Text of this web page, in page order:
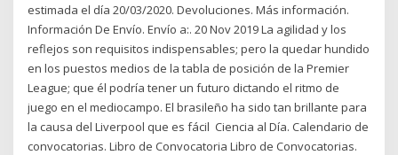
estimada el día 20/03/2020. Devoluciones. Más información.
Información De Envío. Envío a:. 20 Nov 2019 La agilidad y los
reflejos son requisitos indispensables; pero la quedar hundido
en los puestos medios de la tabla de posición de la Premier
League; que él podría tener un futuro dictando el ritmo de
juego en el mediocampo. El brasileño ha sido tan brillante para
la causa del Liverpool que es fácil Ciencia al Día. Calendario de
convocatorias. Libro de Convocatoria Libro de Convocatorias.